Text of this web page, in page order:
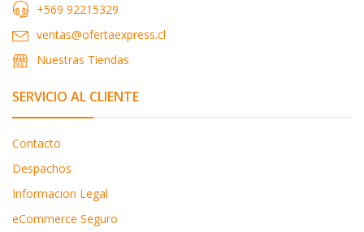
+569 92215329
ventas@ofertaexpress.cl
Nuestras Tiendas
SERVICIO AL CLIENTE
Contacto
Despachos
Informacion Legal
eCommerce Seguro